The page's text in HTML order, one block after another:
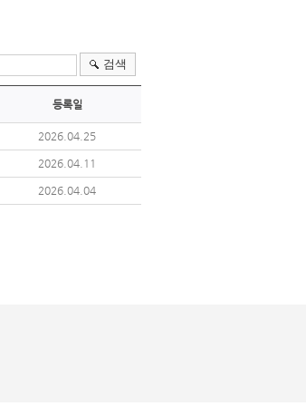
검색
등록일
2026.04.25
2026.04.11
2026.04.04